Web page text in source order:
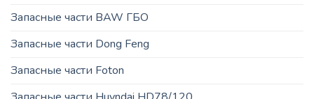
Запасные части BAW ГБО
Запасные части Dong Feng
Запасные части Foton